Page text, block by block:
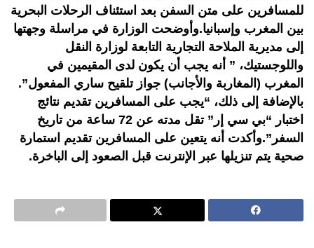
للمسافرين على متن السفن بعد استئناف الرحلات البحرية
بين المغرب وإسبانيا.وأوضحت الوزارة في مراسلة وجهتها
إلى مديرية الملاحة التجارية التابعة لوزارة النقل
واللوجستيك، ” أنه يجب أن يكون لدى المقيمين في
المغرب (المغاربة والأجانب) جواز تلقيح ساري المفعول”.
بالإضافة إلى ذلك، “يجب على المسافرين تقديم نتائج
اختبار “بي سي إر” تقل مدته عن 72 ساعة من تاريخ
السفر”.وأكدت أنه يتعين على المسافرين تقديم استمارة
صحية يتم تنزيلها عبر الإنترنت قبل الصعود إلى الباخرة.